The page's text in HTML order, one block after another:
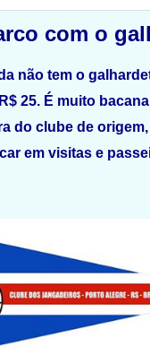
com o
não tem o
25. É muito
do clube de
em visitas e